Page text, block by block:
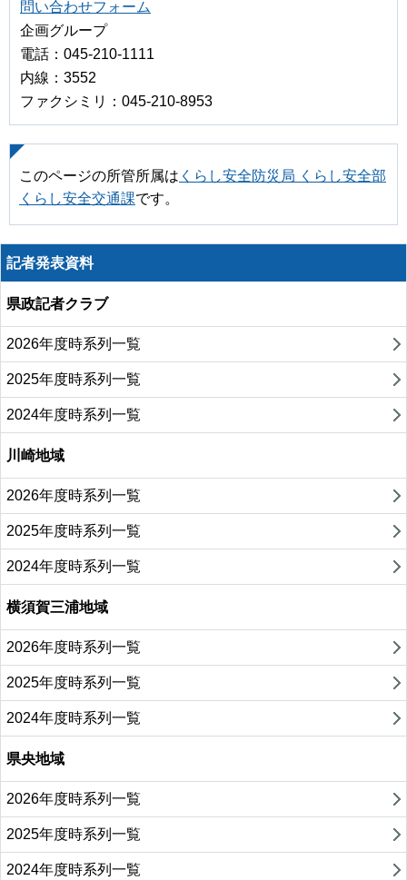
問い合わせフォーム
企画グループ
電話：045-210-1111
内線：3552
ファクシミリ：045-210-8953
このページの所管所属は くらし安全防災局 くらし安全部
くらし安全交通課です。
記者発表資料
県政記者クラブ
2026年度時系列一覧
2025年度時系列一覧
2024年度時系列一覧
川崎地域
2026年度時系列一覧
2025年度時系列一覧
2024年度時系列一覧
横須賀三浦地域
2026年度時系列一覧
2025年度時系列一覧
2024年度時系列一覧
県央地域
2026年度時系列一覧
2025年度時系列一覧
2024年度時系列一覧